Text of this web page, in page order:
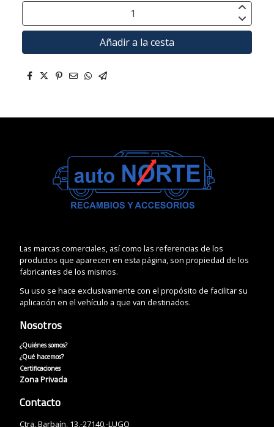
Añadir a la cesta
Las marcas comerciales, así como las referencias de los
productos que aparecen en esta página, son propiedad de los
fabricantes de los mismos.
Su uso se hace exclusivamente con el propósito de facilitar su
aplicación en el vehículo a que van destinados.
Nosotros
¿Quiénes somos?
¿Qué hacemos?
Certificaciones
Zona Privada
Contacto
Ctra. Barbaín, 13.-27140.-LUGO